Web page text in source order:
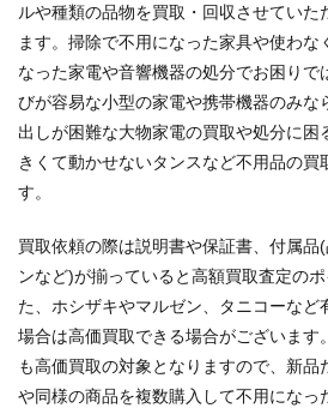
ルや種類の品物を買取・回収させていた
ます。掃除で不用になった家具や使わな
なった家電や音響機器の処分でお困りで
びが容易な小型の家電や携帯機器のみな
出しが困難な大物家電の買取や処分に困
きくて動かせないタンスなど不用品の買
す。
買取依頼の際は説明書や保証書、付属品
ンなど)が揃っていると高額買取査定の
た、ホシザキやマルゼン、タニコーなど
場合は高価買取できる場合がございます
も高価買取の対象となりますので、新品
や同様の商品を複数購入して不用になっ